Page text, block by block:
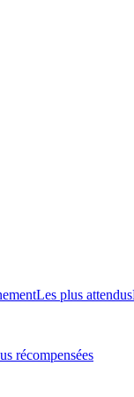
Les plus attendus
récompensées